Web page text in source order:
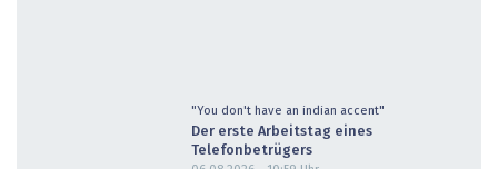
"You don't have an indian accent"
Der erste Arbeitstag eines
Telefonbetrügers